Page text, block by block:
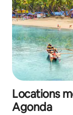
Locations
Agonda